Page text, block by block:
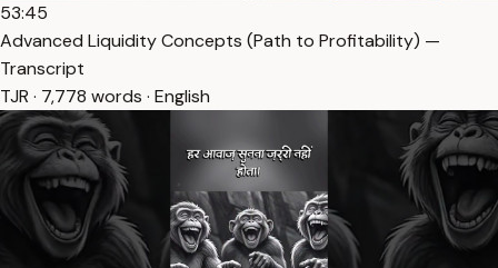
53:45
Advanced Liquidity Concepts (Path to Profitability) —
Transcript
TJR · 7,778 words · English